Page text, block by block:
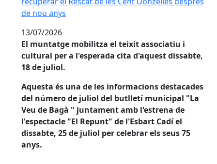
de nou anys
13/07/2026
El muntatge mobilitza el teixit associatiu i
cultural per a l'esperada cita d'aquest dissabte,
18 de juliol.
Aquesta és una de les informacions destacades
del número de juliol del butlletí municipal "La
Veu de Bagà " juntament amb l'estrena de
l'espectacle "El Repunt" de l'Esbart Cadí el
dissabte, 25 de juliol per celebrar els seus 75
anys.